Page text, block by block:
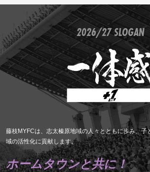
2026/27 SLOGAN
藤枝MYFCは、志太榛原地域の人々とともに歩み、子
域の活性化に貢献します。
ホームタウンと共に！